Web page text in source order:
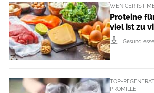
WENIGER IST
Proteine
viel ist zu
Gesund
TOP-
PROMILLE